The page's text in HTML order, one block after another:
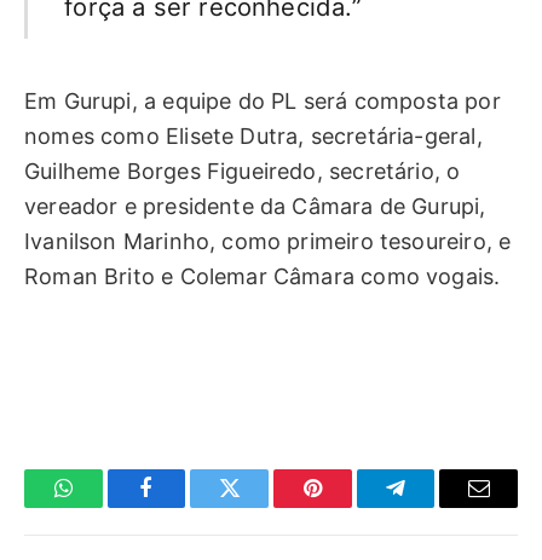
força a ser reconhecida.”
Em Gurupi, a equipe do PL será composta por
nomes como Elisete Dutra, secretária-geral,
Guilheme Borges Figueiredo, secretário, o
vereador e presidente da Câmara de Gurupi,
Ivanilson Marinho, como primeiro tesoureiro, e
Roman Brito e Colemar Câmara como vogais.
WhatsAppFacebookTwitter Pinterest TelegramaE-